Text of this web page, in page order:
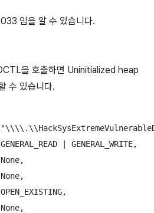
임을 알 수 있습니다.
을 호출하면 Uninitialized heap
수 있습니다.
| GENERAL_WRITE,